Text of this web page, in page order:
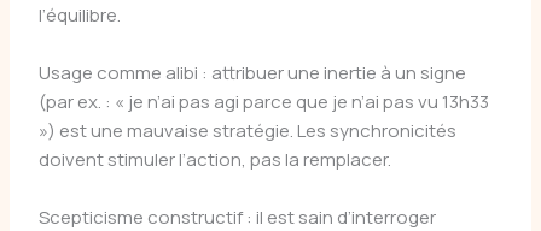
l’équilibre.
Usage comme alibi : attribuer une inertie à un signe
(par ex. : « je n’ai pas agi parce que je n’ai pas vu 13h33
») est une mauvaise stratégie. Les synchronicités
doivent stimuler l’action, pas la remplacer.
Scepticisme constructif : il est sain d’interroger